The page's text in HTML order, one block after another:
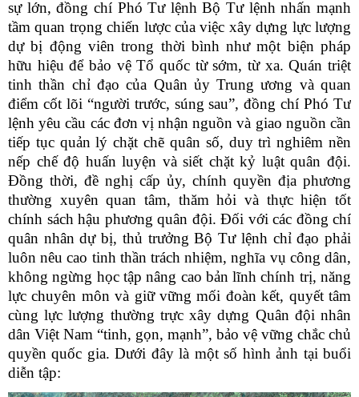
sự lớn, đồng chí Phó Tư lệnh Bộ Tư lệnh nhấn mạnh
tầm quan trọng chiến lược của việc xây dựng lực lượng
dự bị động viên trong thời bình như một biện pháp
hữu hiệu để bảo vệ Tổ quốc từ sớm, từ xa. Quán triệt
tinh thần chỉ đạo của Quân ủy Trung ương và quan
điểm cốt lõi “người trước, súng sau”, đồng chí Phó Tư
lệnh yêu cầu các đơn vị nhận nguồn và giao nguồn cần
tiếp tục quản lý chặt chẽ quân số, duy trì nghiêm nền
nếp chế độ huấn luyện và siết chặt kỷ luật quân đội.
Đồng thời, đề nghị cấp ủy, chính quyền địa phương
thường xuyên quan tâm, thăm hỏi và thực hiện tốt
chính sách hậu phương quân đội. Đối với các đồng chí
quân nhân dự bị, thủ trưởng Bộ Tư lệnh chỉ đạo phải
luôn nêu cao tinh thần trách nhiệm, nghĩa vụ công dân,
không ngừng học tập nâng cao bản lĩnh chính trị, năng
lực chuyên môn và giữ vững mối đoàn kết, quyết tâm
cùng lực lượng thường trực xây dựng Quân đội nhân
dân Việt Nam “tinh, gọn, mạnh”, bảo vệ vững chắc chủ
quyền quốc gia. Dưới đây là một số hình ảnh tại buổi
diễn tập: